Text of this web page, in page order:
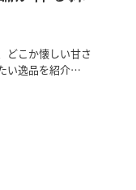
どこか懐しい甘さ
い逸品を紹介…